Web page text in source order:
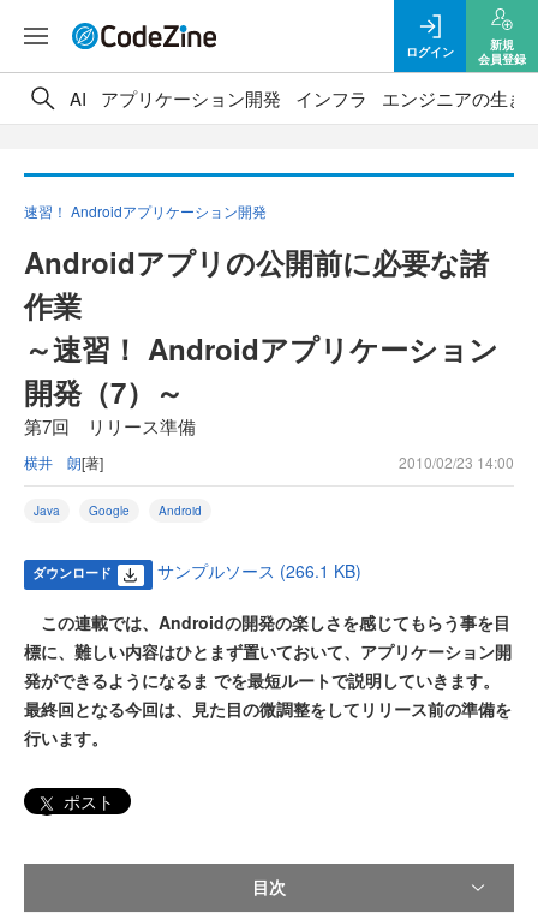
ログイン
新規
会員登録
AI アプリケーション開発 インフラ エンジニアの生き
速習！ Androidアプリケーション開発
Androidアプリの公開前に必要な諸
作業
～速習！ Androidアプリケーション
開発（7）～
第7回 リリース準備
横井 朗[著] 2010/02/23 14:00
Java Google Android
ダウンロード サンプルソース (266.1 KB)
この連載では、Androidの開発の楽しさを感じてもらう事を目
標に、難しい内容はひとまず置いておいて、アプリケーション開
発ができるようになるま でを最短ルートで説明していきます。
最終回となる今回は、見た目の微調整をしてリリース前の準備を
行います。
ポスト
目次